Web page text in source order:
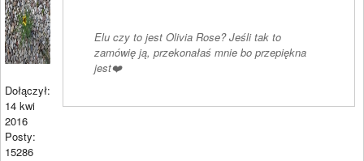
Dołączył:
14 kwi
2016
Posty:
15286
Elu czy to jest Olivia Rose? Jeśli tak to
zamówię ją, przekonałaś mnie bo przepiękna
jest❤️